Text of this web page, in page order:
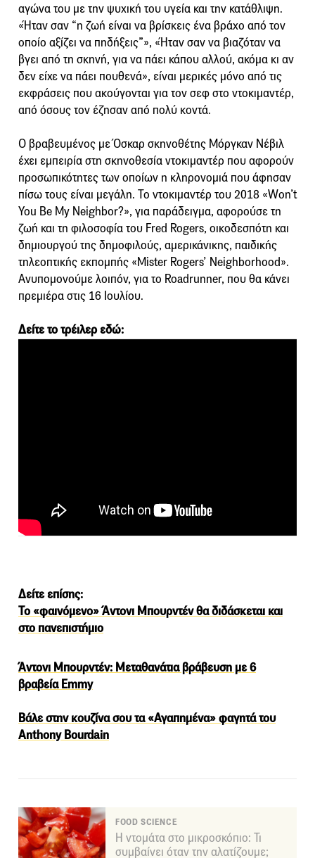
αγώνα του με την ψυχική του υγεία και την κατάθλιψη.
«Ήταν σαν “η ζωή είναι να βρίσκεις ένα βράχο από τον
οποίο αξίζει να πηδήξεις”», «Ήταν σαν να βιαζόταν να
βγει από τη σκηνή, για να πάει κάπου αλλού, ακόμα κι αν
δεν είχε να πάει πουθενά», είναι μερικές μόνο από τις
εκφράσεις που ακούγονται για τον σεφ στο ντοκιμαντέρ,
από όσους τον έζησαν από πολύ κοντά.
Ο βραβευμένος με Όσκαρ σκηνοθέτης Μόργκαν Νέβιλ
έχει εμπειρία στη σκηνοθεσία ντοκιμαντέρ που αφορούν
προσωπικότητες των οποίων η κληρονομιά που άφησαν
πίσω τους είναι μεγάλη. Το ντοκιμαντέρ του 2018 «Won’t
You Be My Neighbor?», για παράδειγμα, αφορούσε τη
ζωή και τη φιλοσοφία του Fred Rogers, οικοδεσπότη και
δημιουργού της δημοφιλούς, αμερικάνικης, παιδικής
τηλεοπτικής εκπομπής «Mister Rogers’ Neighborhood».
Ανυπομονούμε λοιπόν, για το Roadrunner, που θα κάνει
πρεμιέρα στις 16 Ιουλίου.
Δείτε το τρέιλερ εδώ:
Δείτε επίσης:
Το «φαινόμενο» Άντονι Μπουρντέν θα διδάσκεται και
στο πανεπιστήμιο
Άντονι Μπουρντέν: Μεταθανάτια βράβευση με 6
βραβεία Emmy
Βάλε στην κουζίνα σου τα «Αγαπημένα» φαγητά του
Anthony Bourdain
FOOD SCIENCE
Η ντομάτα στο μικροσκόπιο: Τι
συμβαίνει όταν την αλατίζουμε;